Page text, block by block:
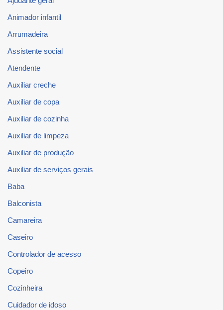
Animador infantil
Arrumadeira
Assistente social
Atendente
Auxiliar creche
Auxiliar de copa
Auxiliar de cozinha
Auxiliar de limpeza
Auxiliar de produção
Auxiliar de serviços gerais
Baba
Balconista
Camareira
Caseiro
Controlador de acesso
Copeiro
Cozinheira
Cuidador de idoso